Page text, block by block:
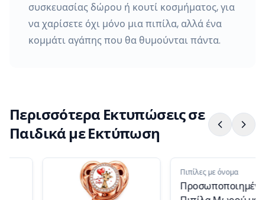
συσκευασίας δώρου ή κουτί κοσμήματος, για
να χαρίσετε όχι μόνο μια πιπίλα, αλλά ένα
κομμάτι αγάπης που θα θυμούνται πάντα.
Περισσότερα Εκτυπώσεις σε
Παιδικά με Εκτύπωση